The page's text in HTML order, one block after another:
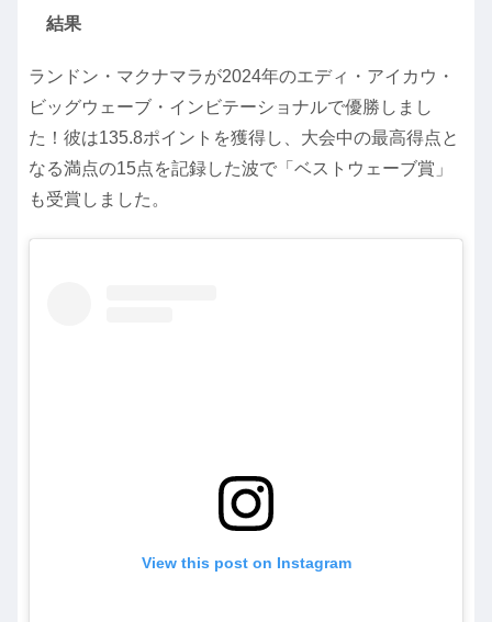
結果
ランドン・マクナマラが2024年のエディ・アイカウ・
ビッグウェーブ・インビテーショナルで優勝しまし
た！彼は135.8ポイントを獲得し、大会中の最高得点と
なる満点の15点を記録した波で「ベストウェーブ賞」
も受賞しました。
View this post on Instagram